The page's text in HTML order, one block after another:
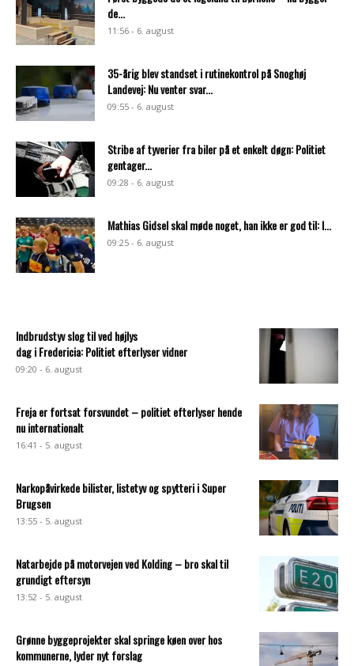
de...
11:56 - 6. august
35-årig blev standset i rutinekontrol på Snoghøj
Landevej: Nu venter svar...
09:55 - 6. august
Stribe af tyverier fra biler på et enkelt døgn: Politiet
gentager...
09:28 - 6. august
Mathias Gidsel skal møde noget, han ikke er god til: I...
09:25 - 6. august
Indbrudstyv slog til ved højlys
dag i Fredericia: Politiet efterlyser vidner
09:20 - 6. august
Freja er fortsat forsvundet – politiet efterlyser hende
nu internationalt
16:41 - 5. august
Narkopåvirkede bilister, listetyv og spytteri i Super
Brugsen
13:55 - 5. august
Natarbejde på motorvejen ved Kolding – bro skal til
grundigt eftersyn
13:52 - 5. august
Grønne byggeprojekter skal springe køen over hos
kommunerne, lyder nyt forslag